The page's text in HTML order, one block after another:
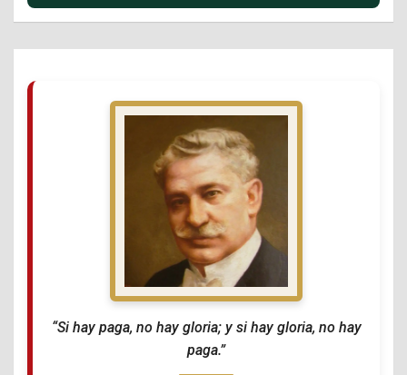
“Si hay paga, no hay gloria; y si hay gloria, no hay
paga.”